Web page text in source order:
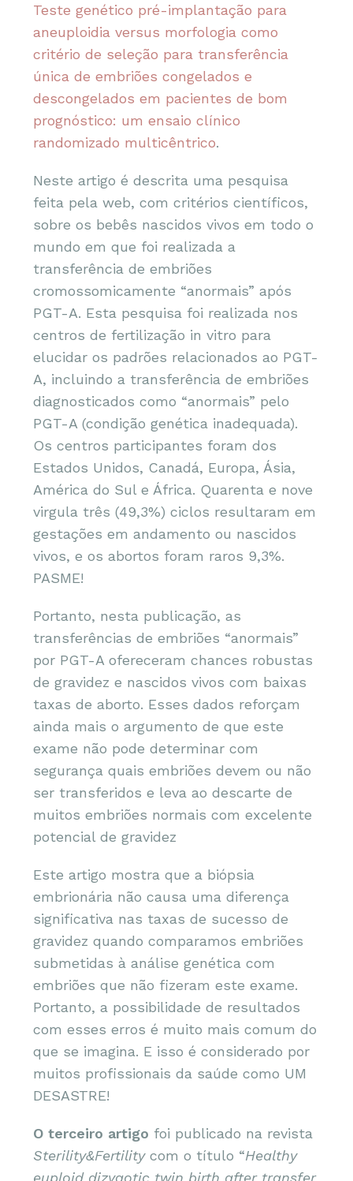
Teste genético pré-implantação para
aneuploidia versus morfologia como
critério de seleção para transferência
única de embriões congelados e
descongelados em pacientes de bom
prognóstico: um ensaio clínico
randomizado multicêntrico.
Neste artigo é descrita uma pesquisa
feita pela web, com critérios científicos,
sobre os bebês nascidos vivos em todo o
mundo em que foi realizada a
transferência de embriões
cromossomicamente “anormais” após
PGT-A. Esta pesquisa foi realizada nos
centros de fertilização in vitro para
elucidar os padrões relacionados ao PGT-
A, incluindo a transferência de embriões
diagnosticados como “anormais” pelo
PGT-A (condição genética inadequada).
Os centros participantes foram dos
Estados Unidos, Canadá, Europa, Ásia,
América do Sul e África. Quarenta e nove
virgula três (49,3%) ciclos resultaram em
gestações em andamento ou nascidos
vivos, e os abortos foram raros 9,3%.
PASME!
Portanto, nesta publicação, as
transferências de embriões “anormais”
por PGT-A ofereceram chances robustas
de gravidez e nascidos vivos com baixas
taxas de aborto. Esses dados reforçam
ainda mais o argumento de que este
exame não pode determinar com
segurança quais embriões devem ou não
ser transferidos e leva ao descarte de
muitos embriões normais com excelente
potencial de gravidez
Este artigo mostra que a biópsia
embrionária não causa uma diferença
significativa nas taxas de sucesso de
gravidez quando comparamos embriões
submetidas à análise genética com
embriões que não fizeram este exame.
Portanto, a possibilidade de resultados
com esses erros é muito mais comum do
que se imagina. E isso é considerado por
muitos profissionais da saúde como UM
DESASTRE!
O terceiro artigo foi publicado na revista
Sterility&Fertilitycom o título “Healthy
euploid dizygotic twin birth after transfer